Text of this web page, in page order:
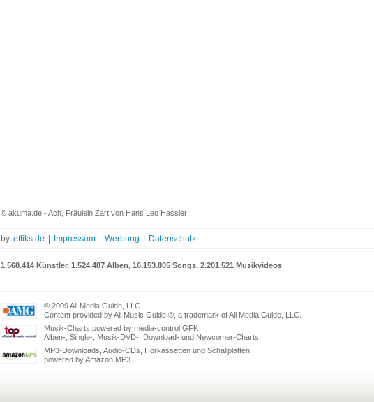
© akuma.de - Ach, Fräulein Zart von Hans Leo Hassler
by effiks.de Impressum Werbung Datenschutz
1.568.414 Künstler, 1.524.487 Alben, 16.153.805 Songs, 2.201.521 Musikvideos
© 2009 All Media Guide, LLC
Content provided by All Music Guide ®, a trademark of All Media Guide, LLC.
Musik-Charts powered by media-control GFK
Alben-, Single-, Musik-DVD-, Download- und Newcomer-Charts
MP3-Downloads, Audio-CDs, Hörkassetten und Schallplatten
powered by Amazon MP3